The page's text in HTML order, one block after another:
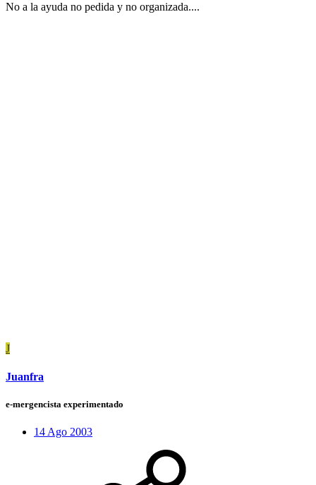
No a la ayuda no pedida y no organizada....
J
Juanfra
e-mergencista experimentado
14 Ago 2003